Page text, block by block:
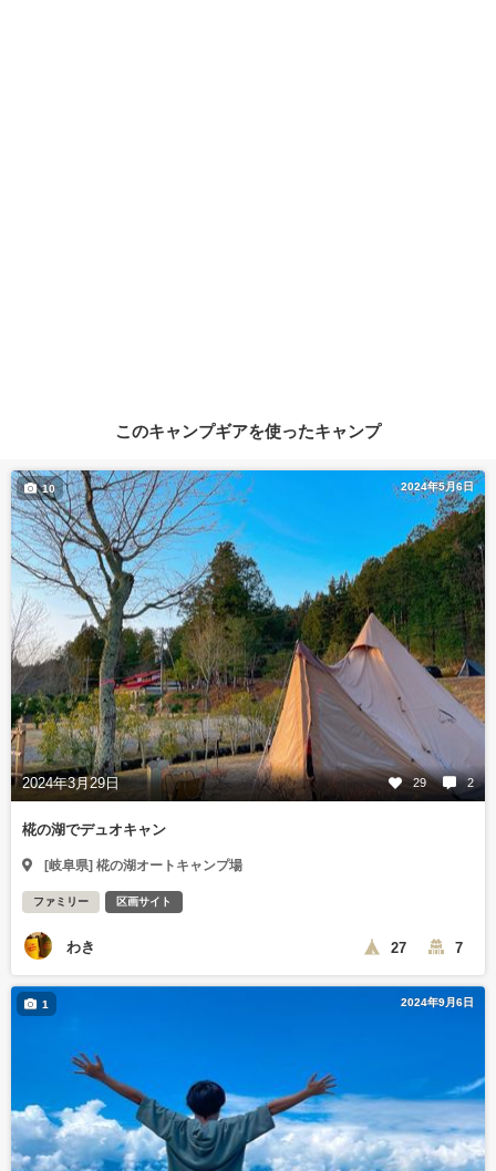
このキャンプギアを使ったキャンプ
2024年5月6日
2024年3月29日 29 2
10
椛の湖でデュオキャン
[岐阜県] 椛の湖オートキャンプ場
ファミリー 区画サイト
わき 27 7
2024年9月6日
1